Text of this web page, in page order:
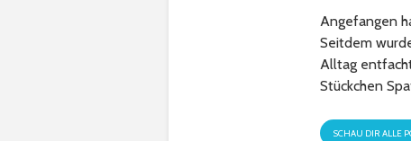
Angefangen
Seitdem
Alltag
Stückchen
SCHAU DIR ALLE